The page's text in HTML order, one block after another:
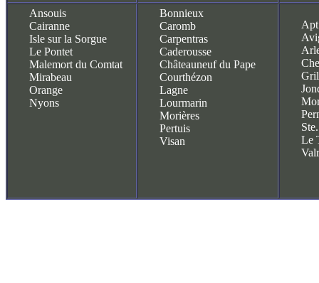
Ansouis
Cairanne
Isle sur la Sorgue
Le Pontet
Malemort du Comtat
Mirabeau
Orange
Nyons
Bonnieux
Caromb
Carpentras
Caderousse
Châteauneuf du Pape
Courthézon
Lagne
Lourmarin
Morières
Pertuis
Visan
Apt
Le